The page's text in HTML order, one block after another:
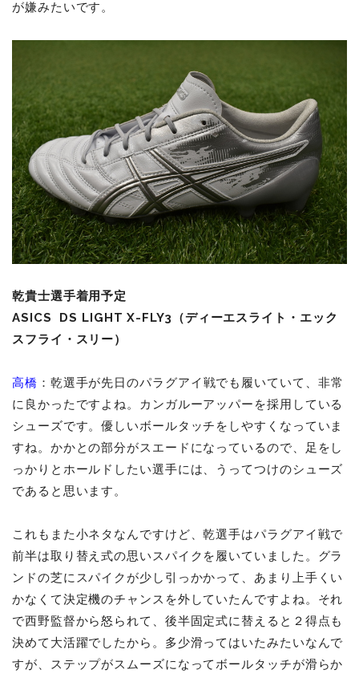
が嫌みたいです。
乾貴士選手着用予定
ASICS DS LIGHT X-FLY3
（ディーエスライト・エック
スフライ・スリー）
高橋 ：乾選手が先日のパラグアイ戦でも履いていて、非常
に良かったですよね。カンガルーアッパーを採用している
シューズです。優しいボールタッチをしやすくなっていま
すね。かかとの部分がスエードになっているので、足をし
っかりとホールドしたい選手には、うってつけのシューズ
であると思います。
これもまた小ネタなんですけど、乾選手はパラグアイ戦で
前半は取り替え式の思いスパイクを履いていました。グラ
ンドの芝にスパイクが少し引っかかって、あまり上手くい
かなくて決定機のチャンスを外していたんですよね。それ
で西野監督から怒られて、後半固定式に替えると２得点も
決めて大活躍でしたから。多少滑ってはいたみたいなんで
すが、ステップがスムーズになってボールタッチが滑らか